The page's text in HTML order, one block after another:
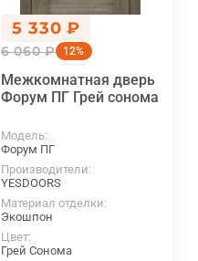
5 330 ₽
6 060 ₽ 12%
Межкомнатная дверь
Форум ПГ Грей сонома
Модель
Форум ПГ
Производители
YESDOORS
Материал отделки
Экошпон
Цвет
Грей Сонома